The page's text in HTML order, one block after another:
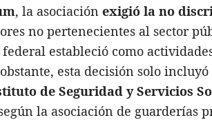
, la asociación exigió la no
no pertenecientes al sector
estableció como
esta decisión solo
de Seguridad y Servicios
según la asociación de guarderías